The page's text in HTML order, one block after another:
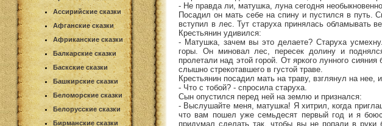
Ассирийские сказки
Афганские сказки
Африканские сказки
Балкарские сказки
Баскские сказки
Башкирские сказки
Беломорские сказки
Белорусские сказки
Бирманские сказки
- Не правда ли, матушка, луна сегодня
Посадил он мать себе на спину и пустился в путь.
вступил в лес. Тут старуха принялась обламывать
Крестьянин удивился:
- Матушка, зачем вы это делаете? Старуха
горы. Он миновал лес, пересек долину и
пролетали над этой горой. От яркого лунного
слышно стрекотавшего в густой траве.
Крестьянин посадил мать на траву, взглянул на нее,
- Что с тобой? - спросила старуха.
Сын опустился перед ней на землю и признался:
- Выслушайте меня, матушка! Я хитрил, когда
что вам пошел уже семьдесят первый год и я
придумал сделать так, чтобы вы не попали в руки